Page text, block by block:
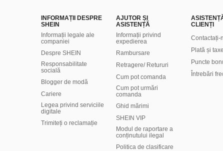
INFORMAȚII DESPRE
SHEIN
Informații legale ale
companiei
Despre SHEIN
Responsabilitate
socială
Blogger de modă
Cariere
Legea privind serviciile
digitale
Trimiteți o reclamație
AJUTOR ȘI
ASISTENȚĂ
Informații privind
expedierea
Rambursare
Retragere/ Retururi
Cum pot comanda
Cum pot urmări
comanda
Ghid mărimi
SHEIN VIP
Modul de raportare a
conținutului ilegal
Politica de clasificare
CLIENȚI
Contactați-
Plată și taxe
Puncte
Întrebări